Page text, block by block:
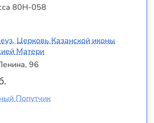
80Н-058
Церковь Казанской иконы
Матери
96
Попутчик